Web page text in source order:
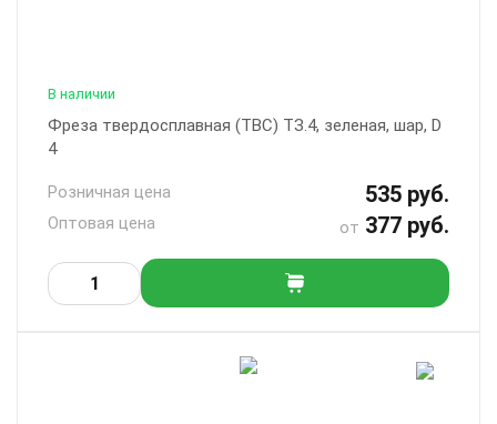
В наличии
Фреза твердосплавная (ТВС) ТЗ.4, зеленая, шар, D
4
Розничная цена 535 руб.
Оптовая цена от 377 руб.